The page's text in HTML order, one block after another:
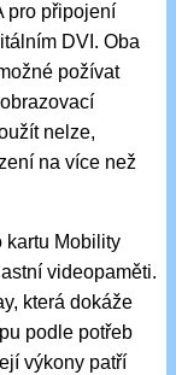
pro připojení
DVI. Oba
požívat
nelze,
na více než
kartu Mobility
videopaměti.
která dokáže
podle potřeb
výkony patří